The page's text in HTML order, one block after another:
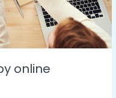
online